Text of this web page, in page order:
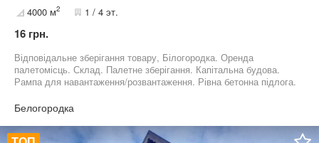
4000 м2 1 / 4 эт.
16 грн.
Відповідальне зберігання товару, Білогородка. Оренда
палетомісць. Склад. Палетне зберігання. Капітальна будова.
Рампа для навантаження/розвантаження. Рівна бетонна підлога.
підстанція) Територія огороджена, охороняється, встановлено
відеоспостереження. Є адміністративна будівля під офіс.
Розташування – 2 км від Софіївській Борщагівці у бік
Белогородка